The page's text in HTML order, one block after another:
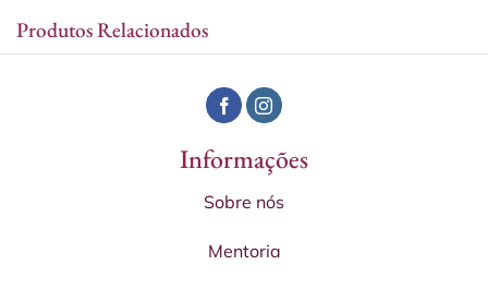
Produtos Relacionados
Informações
Sobre nós
Mentoria